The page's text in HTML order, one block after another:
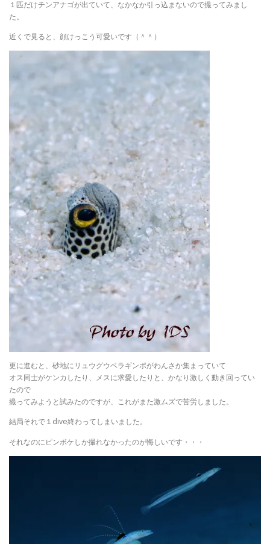
１匹だけチンアナゴが出ていて、なかなか引っ込まないので撮ってみまし
た。
近くで見ると、顔けっこう可愛いです（＾＾）
更に進むと、砂地にリュウグウベラギンポがわんさか集まっていて
オス同士がケンカしたり、メスに求愛したりと、かなり激しく動き回ってい
たので
撮ってみようと試みたのですが、これがまた激ムズで苦労しました。
結局それで１dive終わってしまいました。
それなのにピンボケしか撮れなかったのが悔しいです・・・